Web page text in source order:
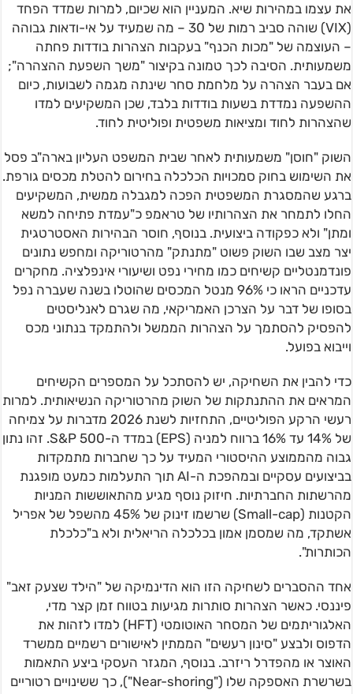
את עצמו במהירות שיא. המעניין הוא שכיום, למרות שמדד הפחד
(VIX) שוהה סביב רמות של 30 – מה שמעיד על אי-ודאות גבוהה
– העוצמה של "מכות הכנף" בעקבות הצהרות בודדות פחתה
משמעותית. הסיבה לכך טמונה בקיצור "משך השפעת ההצהרה";
אם בעבר הצהרה על מלחמת סחר שינתה מגמה לשבועות, כיום
ההשפעה נמדדת בשעות בודדות בלבד, שכן המשקיעים למדו
שהצהרות לחוד ומציאות משפטית ופוליטית לחוד.
השוק "חוסן" משמעותית לאחר שבית המשפט העליון בארה"ב פסל
את השימוש בחוק סמכויות הכלכלה בחירום להטלת מכסים גורפת.
ברגע שהמסגרת המשפטית הפכה למגבלה ממשית, המשקיעים
החלו לתמחר את הצהרותיו של טראמפ כ"עמדת פתיחה למשא
ומתן" ולא כפקודה ביצועית. בנוסף, חוסר הבהירות האסטרטגית
יצר מצב שבו השוק פשוט "מתנתק" מהרטוריקה ומחפש נתונים
פונדמנטליים קשיחים כמו מחירי נפט ושיעורי אינפלציה. מחקרים
עדכניים הראו כי 96% מנטל המכסים שהוטלו בשנה שעברה נפל
בסופו של דבר על הצרכן האמריקאי, מה שגרם לאנליסטים
להפסיק להסתמך על הצהרות הממשל ולהתמקד בנתוני מכס
וייבוא בפועל.
כדי להבין את השחיקה, יש להסתכל על המספרים הקשיחים
המראים את ההתנתקות של השוק מהרטוריקה הנשיאותית. למרות
רעשי הרקע הפוליטיים, התחזיות לשנת 2026 מדברות על צמיחה
של 14% עד 16% ברווח למניה (EPS) במדד ה-S&P 500. זהו נתון
גבוה מהממוצע ההיסטורי המעיד על כך שחברות מתמקדות
בביצועים עסקיים ובמהפכת ה-AI תוך התעלמות כמעט מופגנת
מהרשתות החברתיות. חיזוק נוסף מגיע מהתאוששות המניות
הקטנות (Small-cap) שרשמו זינוק של 45% מהשפל של אפריל
אשתקד, מה שמסמן אמון בכלכלה הריאלית ולא ב"כלכלת
הכותרות".
אחד ההסברים לשחיקה הזו הוא הדינמיקה של "הילד שצעק זאב"
פיננסי. כאשר הצהרות סותרות מגיעות בטווח זמן קצר מדי,
האלגוריתמים של המסחר האוטומטי (HFT) למדו לזהות את
הדפוס ולבצע "סינון רעשים" הממתין לאישורים רשמיים ממשרד
האוצר או מהפדרל ריזרב. בנוסף, המגזר העסקי ביצע התאמות
בשרשרת האספקה שלו ("Near-shoring"), כך ששינויים רטוריים